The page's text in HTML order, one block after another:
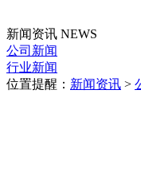
新闻资讯 NEWS
公司新闻
行业新闻
位置提醒： 新闻资讯 >